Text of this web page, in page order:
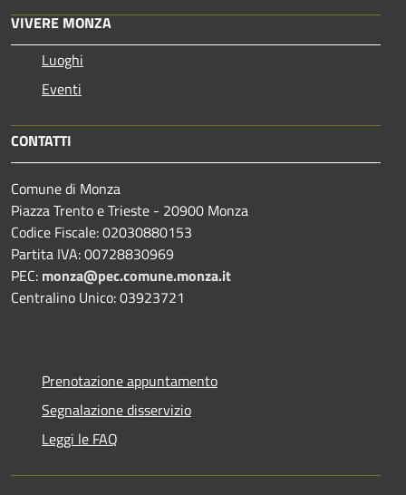
VIVERE MONZA
Luoghi
Eventi
CONTATTI
Comune di Monza
Piazza Trento e Trieste - 20900 Monza
Codice Fiscale: 02030880153
Partita IVA: 00728830969
PEC: monza@pec.comune.monza.it
Centralino Unico: 03923721
Prenotazione appuntamento
Segnalazione disservizio
Leggi le FAQ